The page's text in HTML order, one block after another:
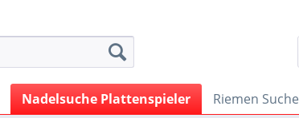
Nadelsuche Plattenspieler Riemen Suche